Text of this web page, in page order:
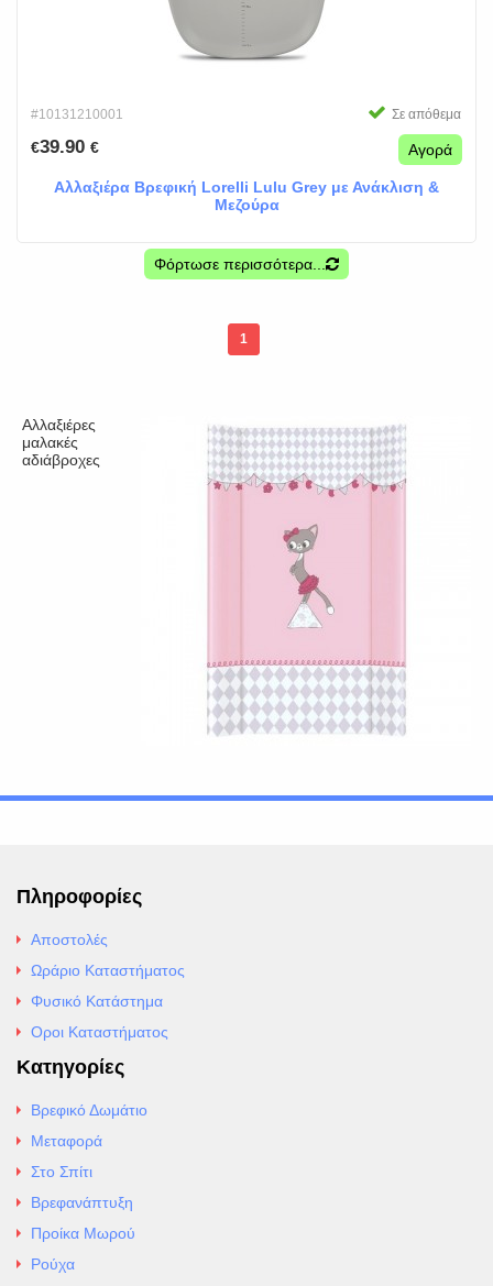
#10131210001 Σε απόθεμα
€39.90 € Αγορά
Αλλαξιέρα Βρεφική Lorelli Lulu Grey με Ανάκλιση &
Μεζούρα
Φόρτωσε περισσότερα...
1
Αλλαξιέρες
μαλακές
αδιάβροχες
Πληροφορίες
Αποστολές
Ωράριο Καταστήματος
Φυσικό Κατάστημα
Οροι Καταστήματος
Κατηγορίες
Βρεφικό Δωμάτιο
Μεταφορά
Στο Σπίτι
Βρεφανάπτυξη
Προίκα Μωρού
Ρούχα